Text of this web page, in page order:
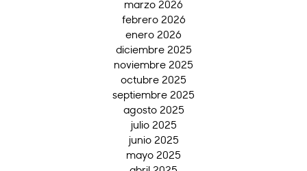
marzo 2026
febrero 2026
enero 2026
diciembre 2025
noviembre 2025
octubre 2025
septiembre 2025
agosto 2025
julio 2025
junio 2025
mayo 2025